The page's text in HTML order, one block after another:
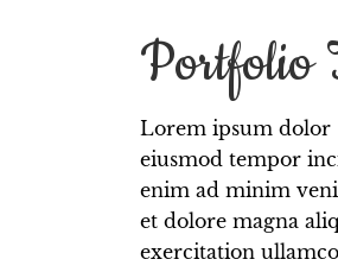
Portfolio
Lorem ipsum dolor
eiusmod tempor
enim ad minim
et dolore magna
exercitation